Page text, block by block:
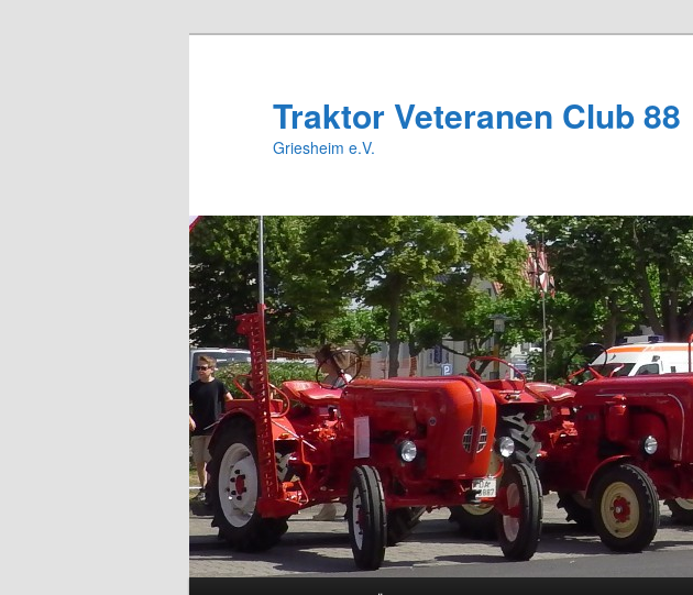
Traktor Veteranen Club 88
Griesheim e.V.